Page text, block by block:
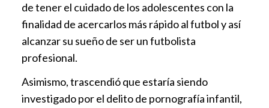
de tener el cuidado de los adolescentes con la
finalidad de acercarlos más rápido al futbol y así
alcanzar su sueño de ser un futbolista
profesional.
Asimismo, trascendió que estaría siendo
investigado por el delito de pornografía infantil,